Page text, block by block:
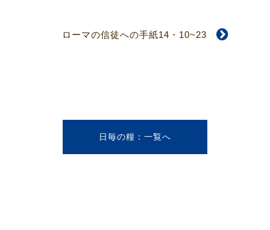
ローマの信徒への手紙14・10~23
日毎の糧